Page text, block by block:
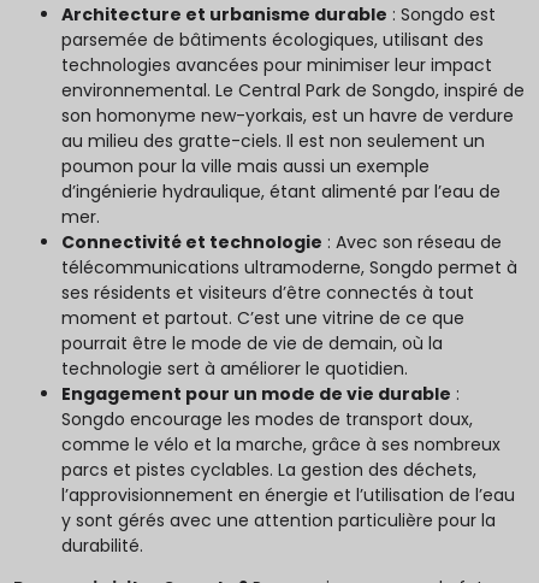
Architecture et urbanisme durable : Songdo est
parsemée de bâtiments écologiques, utilisant des
technologies avancées pour minimiser leur impact
environnemental. Le Central Park de Songdo, inspiré de
son homonyme new-yorkais, est un havre de verdure
au milieu des gratte-ciels. Il est non seulement un
poumon pour la ville mais aussi un exemple
d’ingénierie hydraulique, étant alimenté par l’eau de
mer.
Connectivité et technologie : Avec son réseau de
télécommunications ultramoderne, Songdo permet à
ses résidents et visiteurs d’être connectés à tout
moment et partout. C’est une vitrine de ce que
pourrait être le mode de vie de demain, où la
technologie sert à améliorer le quotidien.
Engagement pour un mode de vie durable :
Songdo encourage les modes de transport doux,
comme le vélo et la marche, grâce à ses nombreux
parcs et pistes cyclables. La gestion des déchets,
l’approvisionnement en énergie et l’utilisation de l’eau
y sont gérés avec une attention particulière pour la
durabilité.